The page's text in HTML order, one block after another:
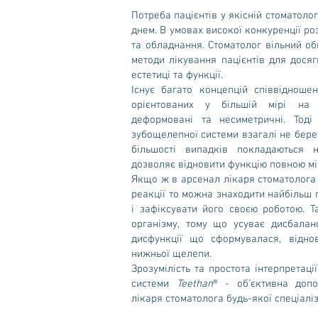
Потреба пацієнтів у якісній
днем. В умовах високої конкуренції
та обладнання. Стоматолог вільний
методи лікування пацієнтів для
естетиці та функції.
Існує багато концепцій
орієнтованих у більшій мірі на
деформовані та несиметричні.
зубощелепної системи взагалі не
більшості випадків
дозволяє відновити функцію повною
Якщо ж в арсенал лікаря
реакції то можна знаходити
і зафіксувати його своєю роботою.
організму, тому що усуває
дисфункції що сформувалася,
нижньої щелепи.
Зрозумілість та простота
системи
Teethan® - об'єктивна
лікаря стоматолога будь-якої